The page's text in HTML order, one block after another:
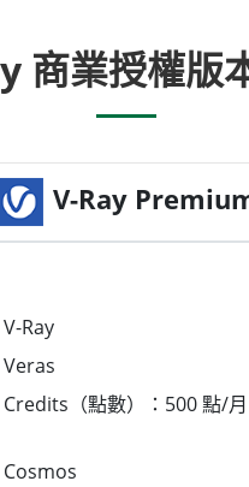
商業授權版
V-Ray
Ray
（點數）：500 點/